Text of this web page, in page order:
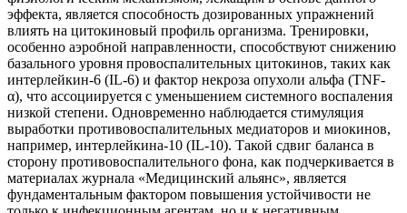
эффекта, является способность дозированных упражнений
влиять на цитокиновый профиль организма. Тренировки,
особенно аэробной направленности, способствуют снижению
базального уровня провоспалительных цитокинов, таких как
интерлейкин-6 (IL-6) и фактор некроза опухоли альфа (TNF-
α), что ассоциируется с уменьшением системного воспаления
низкой степени. Одновременно наблюдается стимуляция
выработки противовоспалительных медиаторов и миокинов,
например, интерлейкина-10 (IL-10). Такой сдвиг баланса в
сторону противовоспалительного фона, как подчеркивается в
материалах журнала «Медицинский альянс», является
фундаментальным фактором повышения устойчивости не